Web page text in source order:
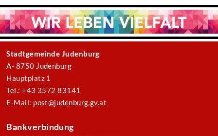
Stadtgemeinde Judenburg
A- 8750 Judenburg
Hauptplatz 1
Tel.: +43 3572 83141
E-Mail: post@judenburg.gv.at
Bankverbindung